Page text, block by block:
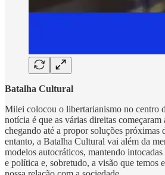
Batalha Cultural
Milei colocou o libertarianismo no centro
notícia é que as várias direitas começaram
chegando até a propor soluções próximas
entanto, a Batalha Cultural vai além da
modelos autocráticos, mantendo
e política e, sobretudo, a visão que temos